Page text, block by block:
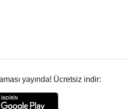
yayında! Ücretsiz indir: